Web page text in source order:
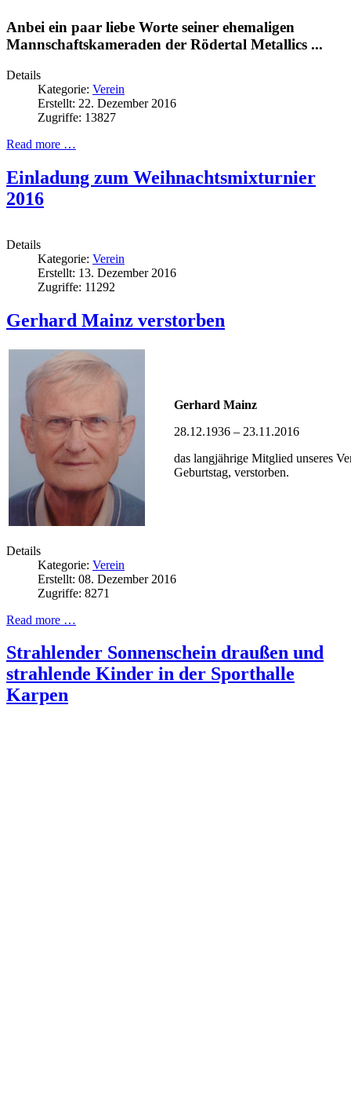
Anbei ein paar liebe Worte seiner ehemaligen
Mannschaftskameraden der Rödertal Metallics ...
Details
Kategorie: Verein
Erstellt: 22. Dezember 2016
Zugriffe: 13827
Read more …
Einladung zum Weihnachtsmixturnier
2016
Details
Kategorie: Verein
Erstellt: 13. Dezember 2016
Zugriffe: 11292
Gerhard Mainz verstorben
Gerhard Mainz
28.12.1936 – 23.11.2016
das langjährige Mitglied unseres
Geburtstag, verstorben.
Details
Kategorie: Verein
Erstellt: 08. Dezember 2016
Zugriffe: 8271
Read more …
Strahlender Sonnenschein draußen und
strahlende Kinder in der Sporthalle
Karpen